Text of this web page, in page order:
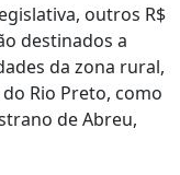
outros R$
destinados a
da zona rural,
Rio Preto, como
de Abreu,